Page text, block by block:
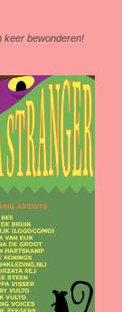
keer bewonderen!